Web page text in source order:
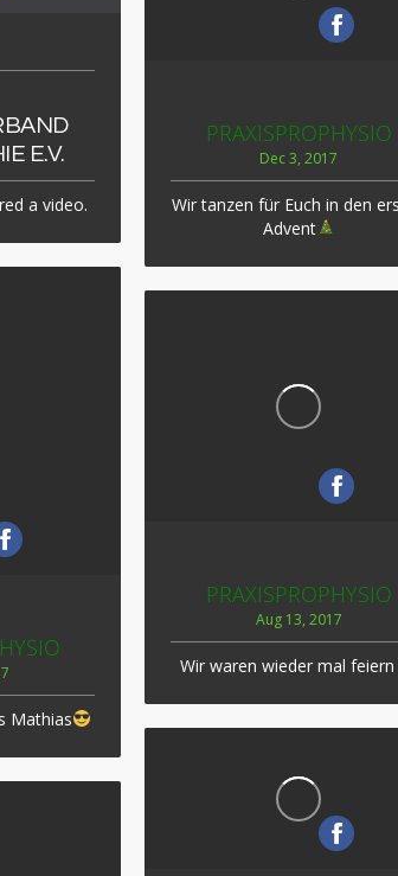
E.V.
a video.
PRAXISPROPHYSIO
Dec 3, 2017
Wir tanzen für Euch in den
Advent
Mathias
PRAXISPROPHYSIO
Aug 13, 2017
Wir waren wieder mal feiern